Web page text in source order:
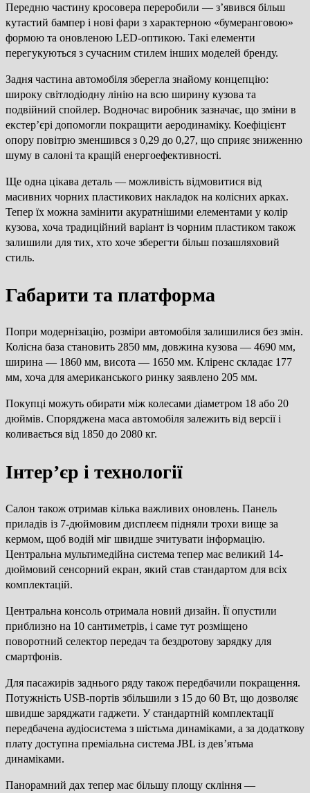
Передню частину кросовера переробили — з’явився більш
кутастий бампер і нові фари з характерною «бумеранговою»
формою та оновленою LED-оптикою. Такі елементи
перегукуються з сучасним стилем інших моделей бренду.
Задня частина автомобіля зберегла знайому концепцію:
широку світлодіодну лінію на всю ширину кузова та
подвійний спойлер. Водночас виробник зазначає, що зміни в
екстер’єрі допомогли покращити аеродинаміку. Коефіцієнт
опору повітрю зменшився з 0,29 до 0,27, що сприяє зниженню
шуму в салоні та кращій енергоефективності.
Ще одна цікава деталь — можливість відмовитися від
масивних чорних пластикових накладок на колісних арках.
Тепер їх можна замінити акуратнішими елементами у колір
кузова, хоча традиційний варіант із чорним пластиком також
залишили для тих, хто хоче зберегти більш позашляховий
стиль.
Габарити та платформа
Попри модернізацію, розміри автомобіля залишилися без змін.
Колісна база становить 2850 мм, довжина кузова — 4690 мм,
ширина — 1860 мм, висота — 1650 мм. Кліренс складає 177
мм, хоча для американського ринку заявлено 205 мм.
Покупці можуть обирати між колесами діаметром 18 або 20
дюймів. Споряджена маса автомобіля залежить від версії і
коливається від 1850 до 2080 кг.
Інтер’єр і технології
Салон також отримав кілька важливих оновлень. Панель
приладів із 7-дюймовим дисплеєм підняли трохи вище за
кермом, щоб водій міг швидше зчитувати інформацію.
Центральна мультимедійна система тепер має великий 14-
дюймовий сенсорний екран, який став стандартом для всіх
комплектацій.
Центральна консоль отримала новий дизайн. Її опустили
приблизно на 10 сантиметрів, і саме тут розміщено
поворотний селектор передач та бездротову зарядку для
смартфонів.
Для пасажирів заднього ряду також передбачили покращення.
Потужність USB-портів збільшили з 15 до 60 Вт, що дозволяє
швидше заряджати гаджети. У стандартній комплектації
передбачена аудіосистема з шістьма динаміками, а за додаткову
плату доступна преміальна система JBL із дев’ятьма
динаміками.
Панорамний дах тепер має більшу площу скління —